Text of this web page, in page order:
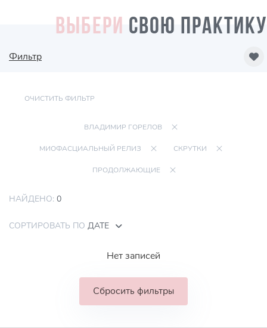
ВЫБЕРИ СВОЮ ПРАКТИКУ
Фильтр
ОЧИСТИТЬ ФИЛЬТР
ВЛАДИМИР ГОРЕЛОВ
МИОФАСЦИАЛЬНЫЙ РЕЛИЗ СКРУТКИ
ПРОДОЛЖАЮЩИЕ
НАЙДЕНО: 0
СОРТИРОВАТЬ ПО ДАТЕ
Нет записей
Сбросить фильтры